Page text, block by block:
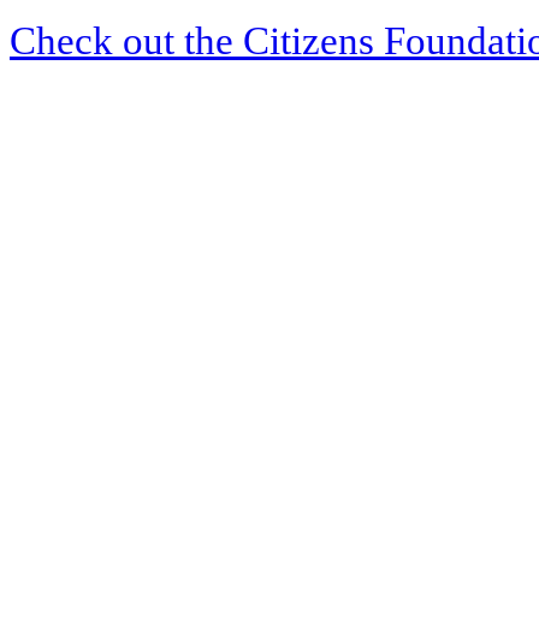
Check out the Citizens